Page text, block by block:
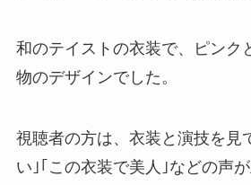
和のテイストの衣装で、ピンク
物のデザインでした。
視聴者の方は、衣装と演技を見
い｣｢この衣装で美人｣などの声